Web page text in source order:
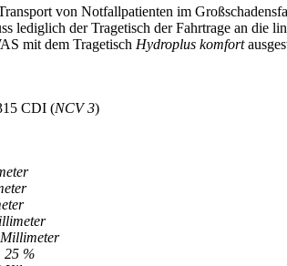
von Notfallpatienten im
lediglich der Tragetisch der Fahrtrage an die
mit dem Tragetisch Hydroplus komfort
CDI (NCV 3)
25 %